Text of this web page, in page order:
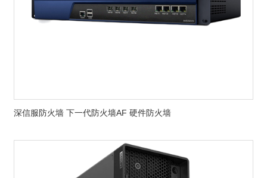
深信服防火墙 下一代防火墙AF 硬件防火墙